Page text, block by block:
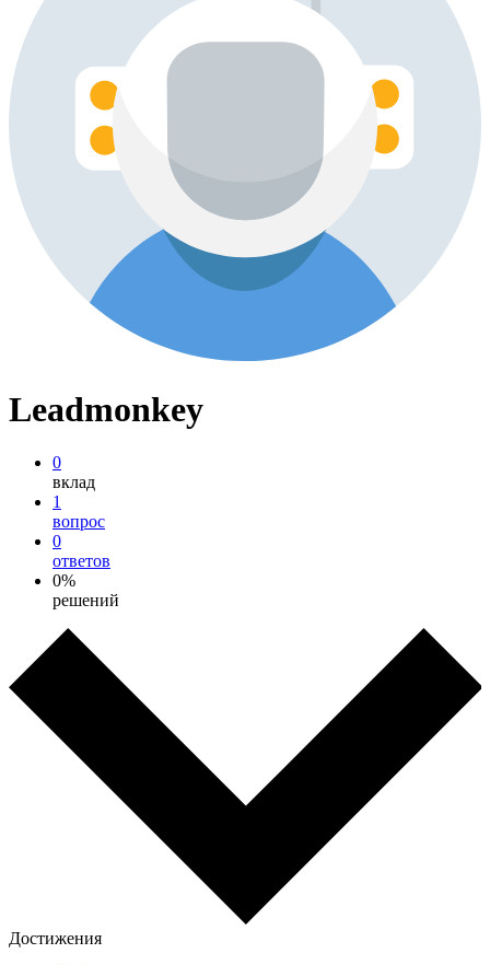
Leadmonkey
0
вклад
1
вопрос
0
ответов
0%
решений
Достижения